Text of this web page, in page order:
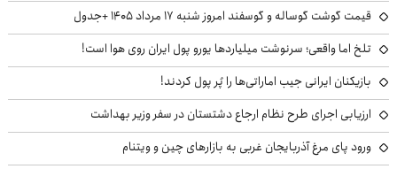
قیمت گوشت گوساله و گوسفند امروز شنبه ۱۷ مرداد ۱۴۰۵ +جدول
تلخ اما واقعی؛ سرنوشت میلیاردها یورو پول ایران روی هوا است!
بازیکنان ایرانی جیب اماراتی‌ها را پُر پول کردند!
ارزیابی اجرای طرح نظام ارجاع دشتستان در سفر وزیر بهداشت
ورود پای مرغ آذربایجان غربی به بازارهای چین و ویتنام